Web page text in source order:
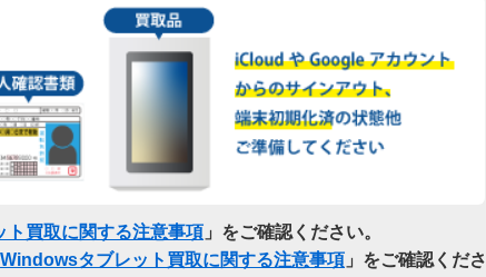
買取に関する注意事項 」をご確認ください。
Windowsタブレット買取に関する注意事項 」をご確認くださ